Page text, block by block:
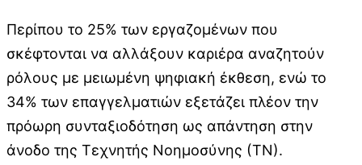
Περίπου το 25% των εργαζομένων που
σκέφτονται να αλλάξουν καριέρα αναζητούν
ρόλους με μειωμένη ψηφιακή έκθεση, ενώ το
34% των επαγγελματιών εξετάζει πλέον την
πρόωρη συνταξιοδότηση ως απάντηση στην
άνοδο της Τεχνητής Νοημοσύνης (ΤΝ).